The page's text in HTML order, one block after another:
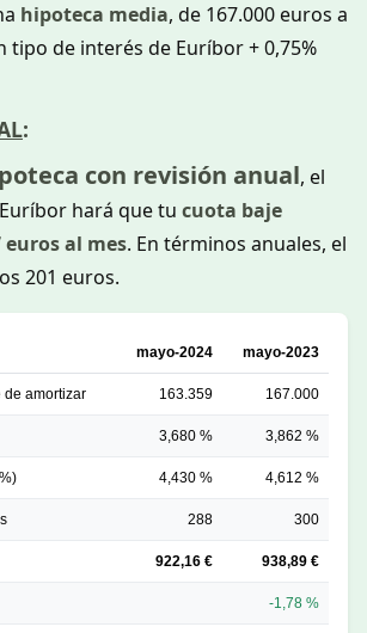
hipoteca media, de 167.000 euros a
tipo de interés de Euríbor + 0,75%
:
con revisión anual, el
hará que tu cuota baje
euros al mes. En términos anuales, el
201 euros.
mayo-2024 mayo-2023
de amortizar 163.359 167.000
3,680 % 3,862 %
4,430 % 4,612 %
288 300
922,16 € 938,89 €
-1,78 %